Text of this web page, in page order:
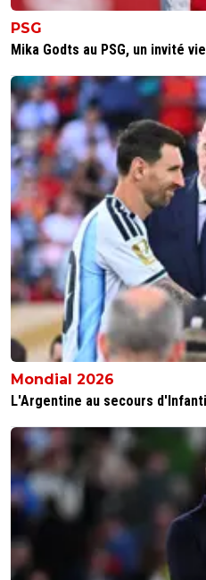
PSG
Mika Godts au PSG, un invité
Mondial 2026
L'Argentine au secours